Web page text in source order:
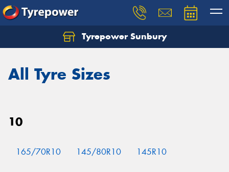
Tyrepower Sunbury
All Tyre Sizes
10
165/70R10 145/80R10 145R10
Let us know what you need, and our team will
Your details